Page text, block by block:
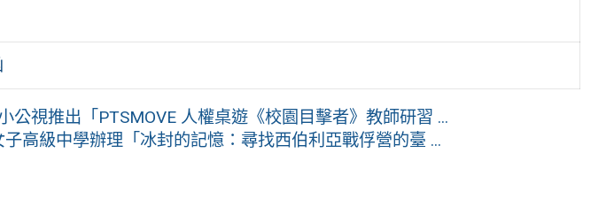
公視推出「PTSMOVE 人權桌遊《校園目擊者》教師研習 ...
子高級中學辦理「冰封的記憶：尋找西伯利亞戰俘營的臺 ...